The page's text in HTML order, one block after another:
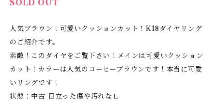
SOLD OUT
人気ブラウン！可愛いクッションカット！K18ダイヤリング
のご紹介です。
素敵！このダイヤをご覧下さい！メインは可愛いクッション
カット！カラーは人気のコーヒーブラウンです！本当に可愛
いリングです！
状態：中古 目立った傷や汚れなし